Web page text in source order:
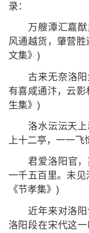
录：
万艘潭汇嘉猷
风通越货，肇营
文集》)
古来无奈洛阳
有喜咸通汴，云
生集》)
洛水沄沄天上
上十二亭，一一
君爱洛阳官，
一千五百里。未见
《节孝集》)
近年来对洛阳
洛阳段在宋代这